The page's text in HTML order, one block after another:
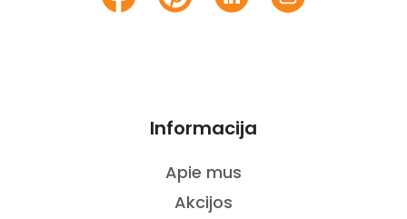
Informacija
Apie mus
Akcijos